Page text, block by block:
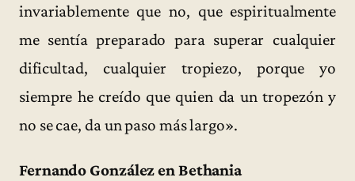
invariablemente que no, que espiritualmente
me sentía preparado para superar cualquier
dificultad, cualquier tropiezo, porque yo
siempre he creído que quien da un tropezón y
no se cae, da un paso más largo».
Fernando González en Bethania